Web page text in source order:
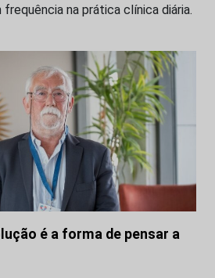
na prática clínica diária.
é a forma de pensar a